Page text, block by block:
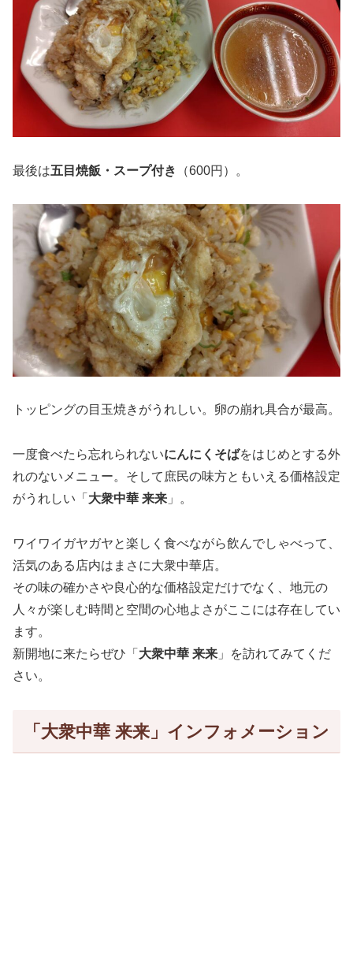
最後は五目焼飯・スープ付き （600円）。
トッピングの目玉焼きがうれしい。卵の崩れ具合が最高。
一度食べたら忘れられないにんにくそばをはじめとする外
れのないメニュー。そして庶民の味方ともいえる価格設定
がうれしい「 大衆中華 来来 」。
ワイワイガヤガヤと楽しく食べながら飲んでしゃべって、
活気のある店内はまさに大衆中華店。
その味の確かさや良心的な価格設定だけでなく、地元の
人々が楽しむ時間と空間の心地よさがここには存在してい
ます。
新開地に来たらぜひ「 大衆中華 来来 」を訪れてみてくだ
さい。
「大衆中華 来来」インフォメーション